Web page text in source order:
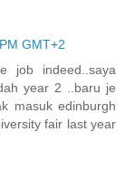
GMT+2
job indeed..saya
year 2 ..baru je
masuk edinburgh
fair last year